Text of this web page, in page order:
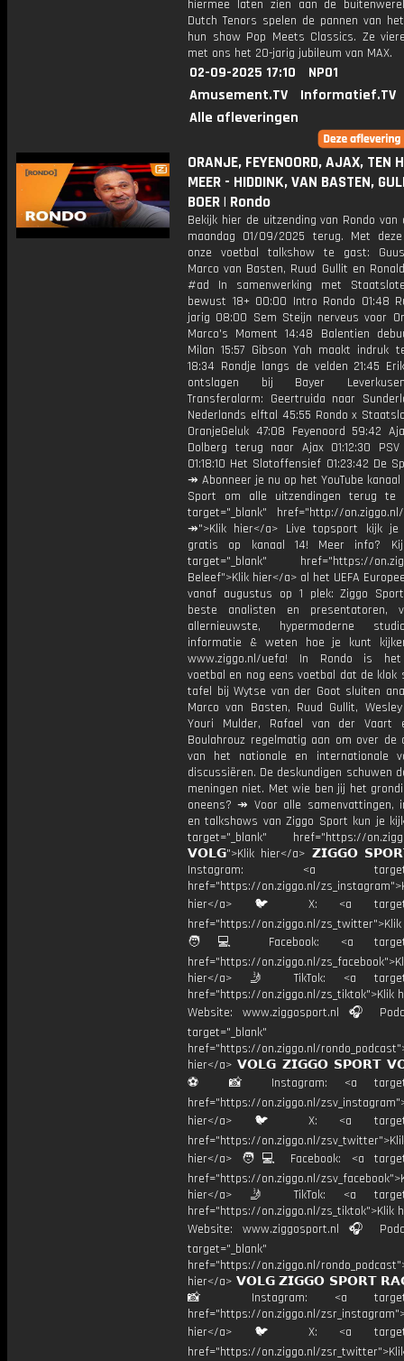
hiermee laten zien aan de
Dutch Tenors spelen de pannen van
hun show Pop Meets Classics. Ze
met ons het 20-jarig jubileum van MAX.
02-09-2025 17:10
NPO1
Amusement.TV
Informatief.TV
Alle afleveringen
ORANJE, FEYENOORD, AJAX, TEN
MEER - HIDDINK, VAN BASTEN,
BOER | Rondo
Bekijk hier de uitzending van Rondo van
maandag 01/09/2025 terug. Met
onze voetbal talkshow te gast:
Marco van Basten, Ruud Gullit en
#ad In samenwerking met
bewust 18+ 00:00 Intro Rondo 01:48
jarig 08:00 Sem Steijn nerveus voor
Marco's Moment 14:48 Balentien
Milan 15:57 Gibson Yah maakt indruk
18:34 Rondje langs de velden 21:45
ontslagen bij Bayer
Transferalarm: Geertruida naar
Nederlands elftal 45:55 Rondo x
OranjeGeluk 47:08 Feyenoord 59:42
Dolberg terug naar Ajax 01:12:30
01:18:10 Het Slotoffensief 01:23:42 De
↠ Abonneer je nu op het YouTube kanaal
Sport om alle uitzendingen terug te
target="_blank" href="http://
↠">Klik hier</a> Live topsport kijk je
gratis op kanaal 14! Meer info?
target="_blank" href="https://
Beleef">Klik hier</a> al het UEFA
vanaf augustus op 1 plek: Ziggo
beste analisten en presentatoren,
allernieuwste, hypermoderne
informatie & weten hoe je kunt
www.ziggo.nl/uefa! In Rondo is
voetbal en nog eens voetbal dat de klok
tafel bij Wytse van der Goot sluiten
Marco van Basten, Ruud Gullit,
Youri Mulder, Rafael van der Vaart
Boulahrouz regelmatig aan om over de
van het nationale en internationale
discussiëren. De deskundigen schuwen
meningen niet. Met wie ben jij het
oneens? ↠ Voor alle samenvattingen,
en talkshows van Ziggo Sport kun je
target="_blank" href="https://
𝗩𝗢𝗟𝗚">Klik hier</a> 𝗭𝗜𝗚𝗚𝗢
Instagram: <a
href="https://on.ziggo.nl/
hier</a> 🐦 X: <a
href="https://on.ziggo.nl/
🧑💻 Facebook: <a
href="https://on.ziggo.nl/
hier</a> 🤳 TikTok: <a
href="https://on.ziggo.nl/zs_tiktok">Klik
Website: www.ziggosport.nl 🎧
target="_blank"
href="https://on.ziggo.nl/
hier</a> 𝗩𝗢𝗟𝗚 𝗭𝗜𝗚𝗚𝗢 𝗦𝗣𝗢𝗥𝗧
⚽️ 📸 Instagram: <a
href="https://on.ziggo.nl/
hier</a> 🐦 X: <a
href="https://on.ziggo.nl/
hier</a> 🧑💻 Facebook: <a
href="https://on.ziggo.nl/
hier</a> 🤳 TikTok: <a
href="https://on.ziggo.nl/zs_tiktok">Klik
Website: www.ziggosport.nl 🎧
target="_blank"
href="https://on.ziggo.nl/
hier</a> 𝗩𝗢𝗟𝗚 𝗭𝗜𝗚𝗚𝗢 𝗦𝗣𝗢𝗥𝗧
📸 Instagram: <a
href="https://on.ziggo.nl/
hier</a> 🐦 X: <a
href="https://on.ziggo.nl/